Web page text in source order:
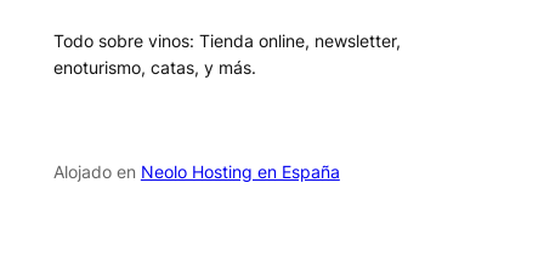
Todo sobre vinos: Tienda online, newsletter,
enoturismo, catas, y más.
Alojado en Neolo Hosting en España